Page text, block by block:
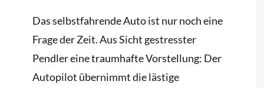
Das selbstfahrende Auto ist nur noch eine
Frage der Zeit. Aus Sicht gestresster
Pendler eine traumhafte Vorstellung: Der
Autopilot übernimmt die lästige